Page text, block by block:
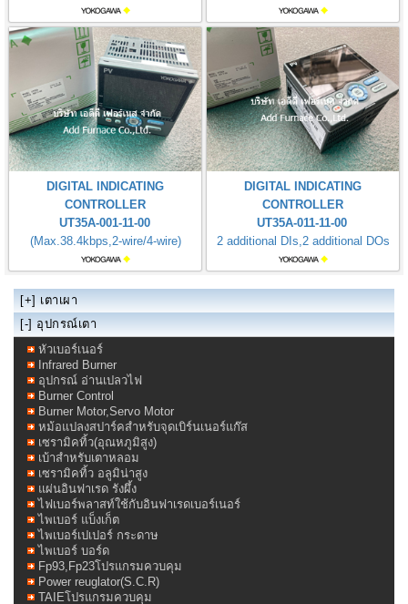
DIGITAL INDICATING
CONTROLLER
UT35A-001-11-00
(Max.38.4kbps,2-wire/4-wire)
DIGITAL INDICATING
CONTROLLER
UT35A-011-11-00
2 additional DIs,2 additional DOs
[+] เตาเผา
[-] อุปกรณ์เตา
หัวเบอร์เนอร์
Infrared Burner
อุปกรณ์ อ่านเปลวไฟ
Burner Control
Burner Motor,Servo Motor
หม้อแปลงสปาร์คสำหรับจุดเบิร์นเนอร์แก๊ส
เซรามิคทิ้ว(อุณหภูมิสูง)
เบ้าสำหรับเตาหลอม
เซรามิคทิ้ว อลูมิน่าสูง
แผ่นอินฟาเรด รังผึ้ง
ไฟเบอร์พลาสท์ใช้กับอินฟาเรดเบอร์เนอร์
ไพเบอร์ แบ็งเก็ต
ไพเบอร์เปเปอร์ กระดาษ
ไพเบอร์ บอร์ด
Fp93,Fp23โปรแกรมควบคุม
Power reuglator(S.C.R)
TAIEโปรแกรมควบคุม